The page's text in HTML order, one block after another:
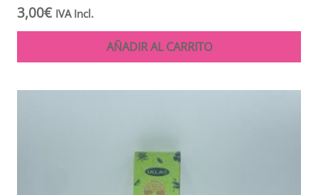
3,00€ IVA Incl.
AÑADIR AL CARRITO